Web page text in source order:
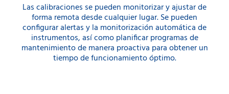
Las calibraciones se pueden monitorizar y ajustar de
forma remota desde cualquier lugar. Se pueden
configurar alertas y la monitorización automática de
instrumentos, así como planificar programas de
mantenimiento de manera proactiva para obtener un
tiempo de funcionamiento óptimo.